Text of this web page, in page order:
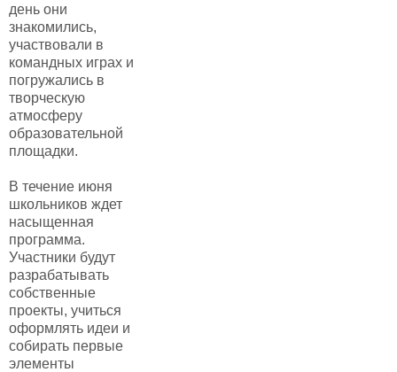
день они
знакомились,
участвовали в
командных играх и
погружались в
творческую
атмосферу
образовательной
площадки.
В течение июня
школьников ждет
насыщенная
программа.
Участники будут
разрабатывать
собственные
проекты, учиться
оформлять идеи и
собирать первые
элементы